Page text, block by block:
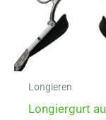
Longieren
Longiergurt